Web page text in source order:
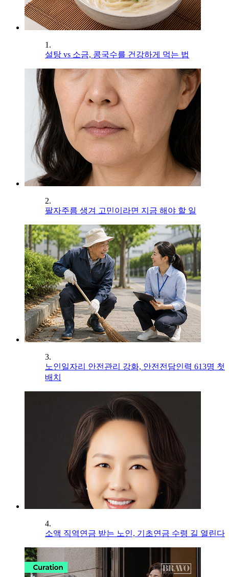
1.
설탕 vs 소금, 콩국수를 건강하게 먹는 법
2.
팔자주름 생겨 고민이라면 지금 해야 할 일
3.
노인일자리 안전관리 강화, 안전전담인력 613명 첫
배치
4.
소액 직역연금 받는 노인, 기초연금 수령 길 열린다